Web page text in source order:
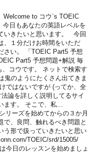
to コウ`s TOEIC
日もあなたの英語レベルを
いきたいと思います。 今回
、１分だけお時間をいただ
さい。 「TOEIC Part5 予想
Part5 予想問題+解説 毎
、コウです。 ネットで検索す
鬼のようにたくさん出てきま
ではないですが (ってか、全
論を詳しく説明してるサイ
ます。 そこで、私…
ーズを始めてからの３か月
で、良問、触れるべき問題と
う形で扱っていきたいと思い
TOEIC/srd/15005/
今日のレッスンを始めましょ